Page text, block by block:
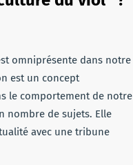
omniprésente dans notre
est un concept
le comportement de notre
nombre de sujets. Elle
avec une tribune